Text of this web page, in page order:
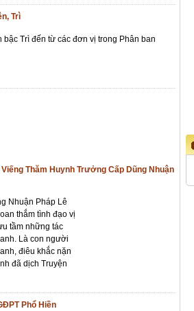
Trì
Trì đến từ các đơn vị trong Phân ban
Thăm Huynh Trưởng Cấp Dũng Nhuận
Nhuận Pháp Lê
thắm tình đạo vị
tầm những tác
Là con người
điêu khắc nặn
đã dịch Truyện
Phổ Hiền